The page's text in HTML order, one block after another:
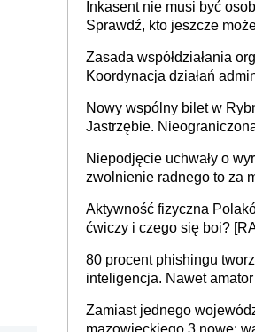
samodzielnie lub z rodziną
Inkasent nie musi być
Sprawdź, kto jeszcze
Zasada współdziałania
Koordynacja działań
Nowy wspólny bilet w
Jastrzębie.
Niepodjęcie uchwały o
zwolnienie radnego to za
rozstrzygać sprawy
Aktywność fizyczna
ćwiczy i czego się boi?
80 procent phishingu
inteligencja. Nawet
Zamiast jednego